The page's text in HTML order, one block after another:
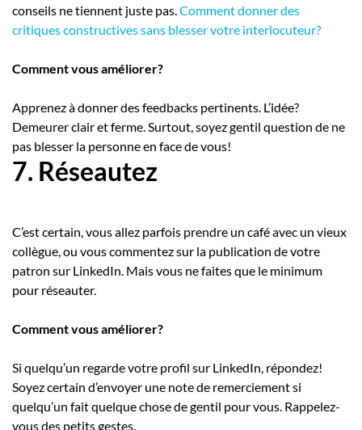
conseils ne tiennent juste pas.Comment donner des
critiques constructives sans blesser votre interlocuteur?
Comment vous améliorer?
Apprenez à donner des feedbacks pertinents. L’idée?
Demeurer clair et ferme. Surtout, soyez gentil question de ne
pas blesser la personne en face de vous!
7. Réseautez
C’est certain, vous allez parfois prendre un café avec un vieux
collègue, ou vous commentez sur la publication de votre
patron sur LinkedIn. Mais vous ne faites que le minimum
pour réseauter.
Comment vous améliorer?
Si quelqu’un regarde votre profil sur LinkedIn, répondez!
Soyez certain d’envoyer une note de remerciement si
quelqu’un fait quelque chose de gentil pour vous. Rappelez-
vous des petits gestes.